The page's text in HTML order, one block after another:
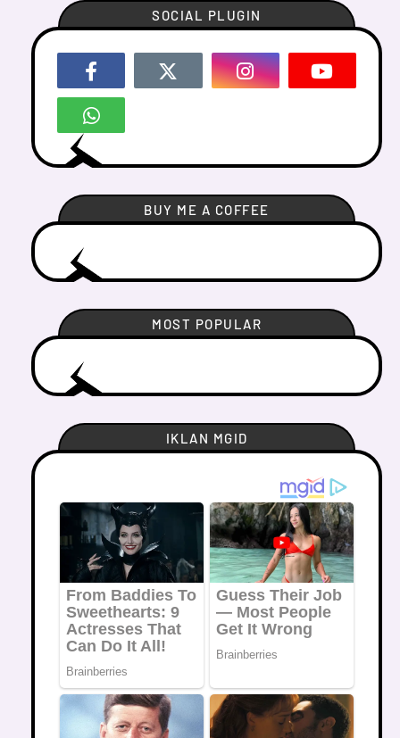
SOCIAL PLUGIN
BUY ME A COFFEE
MOST POPULAR
IKLAN MGID